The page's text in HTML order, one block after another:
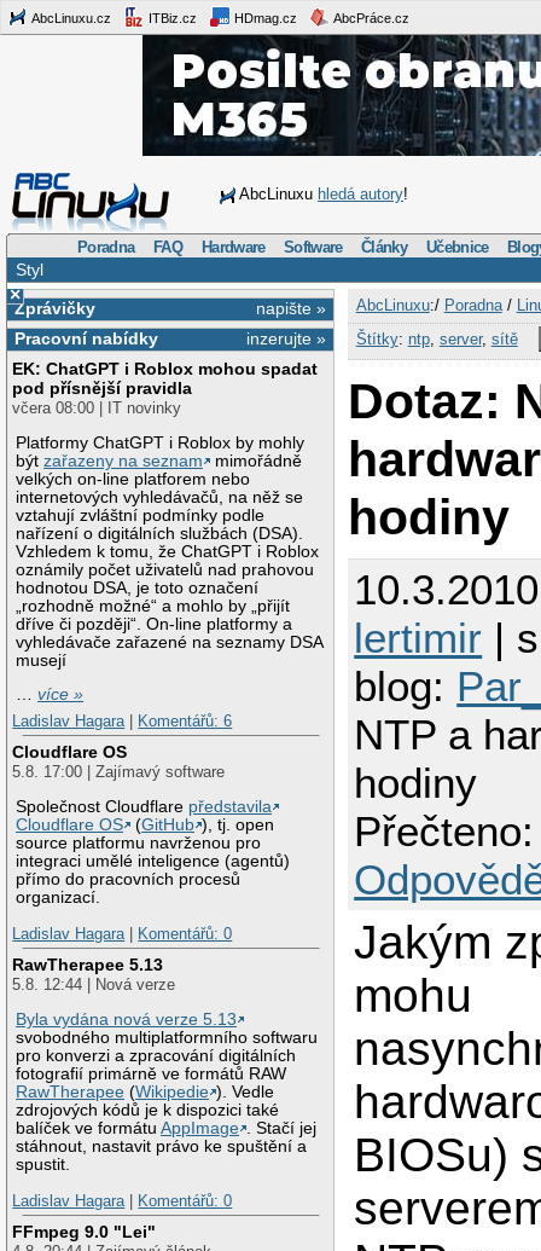
AbcLinuxu.cz ITBiz.cz HDmag.cz AbcPráce.cz
AbcLinuxu hledá autory!
Poradna FAQ Hardware Software Články Učebnice
Styl
×
napište »
Zprávičky
inzerujte »
Pracovní nabídky
EK: ChatGPT i Roblox mohou spadat
pod přísnější pravidla
včera 08:00 | IT novinky
Platformy ChatGPT i Roblox by mohly
býtzařazeny na seznam
mimořádně
velkých on-line platforem nebo
internetových vyhledávačů, na něž se
vztahují zvláštní podmínky podle
nařízení o digitálních službách (DSA).
Vzhledem k tomu, že ChatGPT i Roblox
oznámily počet uživatelů nad prahovou
hodnotou DSA, je toto označení
„rozhodně možné“ a mohlo by „přijít
dříve či později“. On-line platformy a
vyhledávače zařazené na seznamy DSA
musejí
…více »
Ladislav Hagara
Komentářů: 6
Cloudflare OS
5.8. 17:00 | Zajímavý software
Společnost Cloudflare představila
Cloudflare OS
(GitHub ), tj. open
source platformu navrženou pro
integraci umělé inteligence (agentů)
přímo do pracovních procesů
organizací.
Ladislav Hagara
Komentářů: 0
RawTherapee 5.13
5.8. 12:44 | Nová verze
Byla vydána nová verze 5.13
svobodného multiplatformního softwaru
pro konverzi a zpracování digitálních
fotografií primárně ve formátů RAW
RawTherapee (Wikipedie ). Vedle
zdrojových kódů je k dispozici také
balíček ve formátuAppImage . Stačí jej
stáhnout, nastavit právo ke spuštění a
spustit.
Ladislav Hagara
Komentářů: 0
FFmpeg 9.0 "Lei"
AbcLinuxu:/ Poradna/
Štítky: ntp, server, sítě
Dotaz:
hodiny
lertimir |
blog:
NTP a
hodiny
Jakým
mohu
BIOSu)